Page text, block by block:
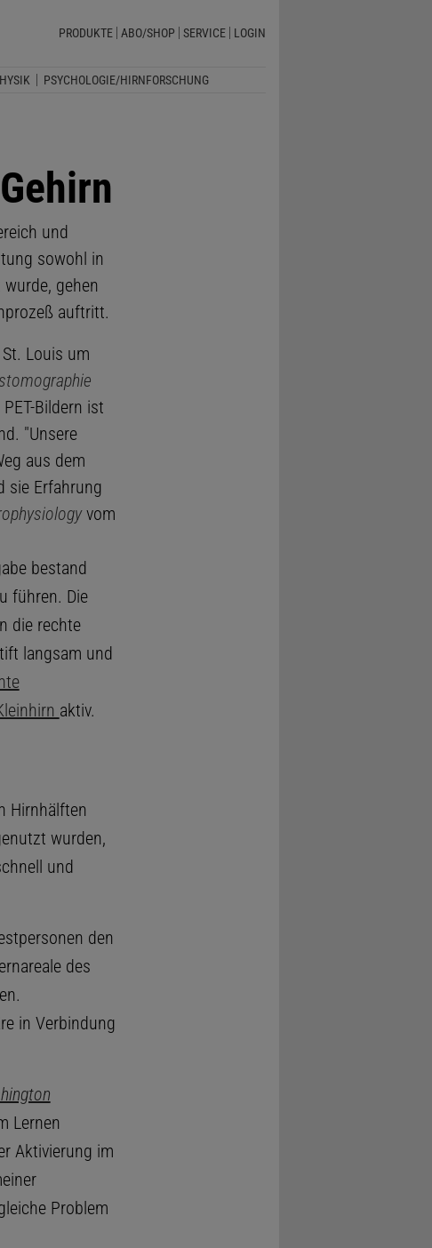
PRODUKTE ABO/SHOP SERVICE LOGIN
PSYCHOLOGIE/HIRNFORSCHUNG
und
sowohl in
gehen
auftritt.
Louis um
Bildern ist
"Unsere
aus dem
sie Erfahrung
vom
bestand
führen. Die
die rechte
langsam und
aktiv.
Hirnhälften
wurden,
und
den
des
in Verbindung
Lernen
Aktivierung im
Problem